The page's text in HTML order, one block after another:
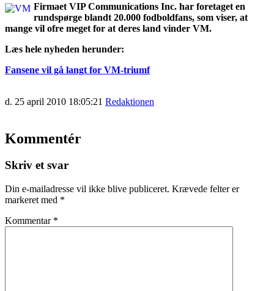
Firmaet VIP Communications Inc. har foretaget en
rundspørge blandt 20.000 fodboldfans, som viser, at
mange vil ofre meget for at deres land vinder VM.
Læs hele nyheden herunder:
Fansene vil gå langt for VM-triumf
d. 25 april 2010 18:05:21 Redaktionen
Kommentér
Skriv et svar
Din e-mailadresse vil ikke blive publiceret. Krævede felter er
markeret med *
Kommentar *